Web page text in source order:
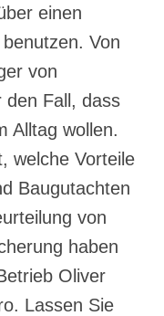
einen
Von
von
den Fall, dass
Alltag wollen.
welche Vorteile
Baugutachten
von
haben
Oliver
Lassen Sie